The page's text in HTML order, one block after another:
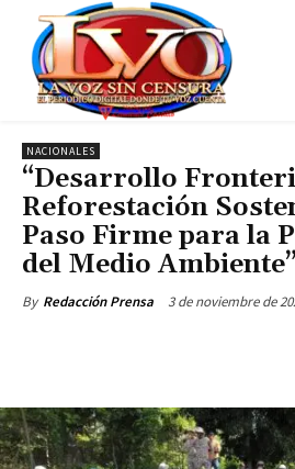
NACIONALES
“Desarrollo
Reforestación
Paso Firme para la
del Medio Ambiente”
By Redacción Prensa 3 de noviembre de